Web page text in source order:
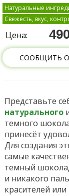
Натуральные
Свежесть, вкус,
Цена:
СООБЩИТЬ
Представьте
натурального
темного
принесёт
Для создания
самые
темный
и никакого
красителей